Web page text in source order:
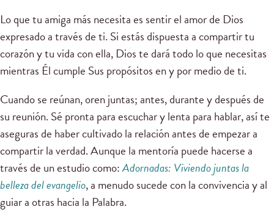
Lo que tu amiga más necesita es sentir el amor de Dios
expresado a través de ti. Si estás dispuesta a compartir tu
corazón y tu vida con ella, Dios te dará todo lo que necesitas
mientras Él cumple Sus propósitos en y por medio de ti.
Cuando se reúnan, oren juntas; antes, durante y después de
su reunión. Sé pronta para escuchar y lenta para hablar, así te
aseguras de haber cultivado la relación antes de empezar a
compartir la verdad. Aunque la mentoría puede hacerse a
través de un estudio como:Adornadas: Viviendo juntas la
belleza del evangelio, a menudo sucede con la convivencia y al
guiar a otras hacia la Palabra.